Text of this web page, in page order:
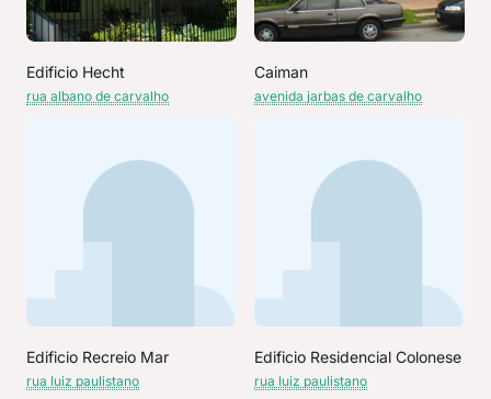
Edificio Hecht
rua albano de carvalho
Caiman
avenida jarbas de carvalho
Edificio Recreio Mar
rua luiz paulistano
Edificio Residencial Colonese
rua luiz paulistano